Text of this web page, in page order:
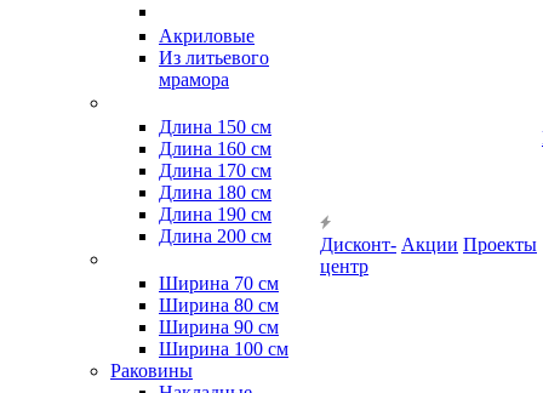
Акриловые
Из литьевого
мрамора
Длина 150 см
Длина 160 см
Длина 170 см
Длина 180 см
Длина 190 см
Длина 200 см
Ширина 70 см
Ширина 80 см
Ширина 90 см
Ширина 100 см
Раковины
Дисконт-
центр
Акции Проекты